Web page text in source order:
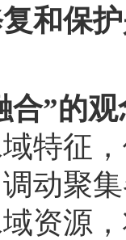
和保
合”的
特征
动聚
资源